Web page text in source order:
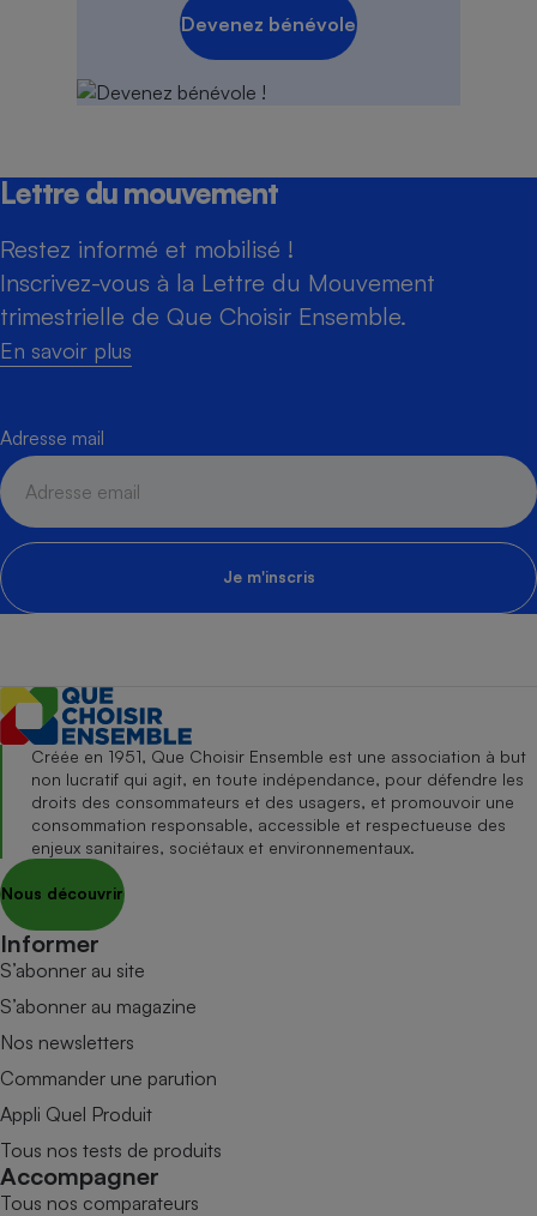
Devenez bénévole
Lettre du mouvement
Restez informé et mobilisé !
Inscrivez-vous à la Lettre du Mouvement
trimestrielle de Que Choisir Ensemble.
En savoir plus
Adresse mail
Je m'inscris
Créée en 1951, Que Choisir Ensemble est une association à but
non lucratif qui agit, en toute indépendance, pour défendre les
droits des consommateurs et des usagers, et promouvoir une
consommation responsable, accessible et respectueuse des
enjeux sanitaires, sociétaux et environnementaux.
Nous découvrir
Informer
S’abonner au site
S’abonner au magazine
Nos newsletters
Commander une parution
Appli Quel Produit
Tous nos tests de produits
Accompagner
Tous nos comparateurs